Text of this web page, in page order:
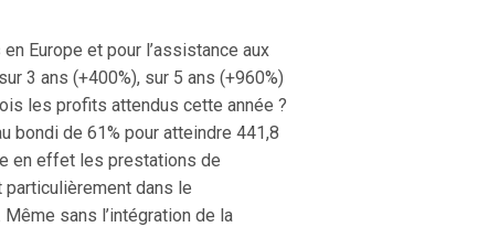
Europe et pour l’assistance aux
3 ans (+400%), sur 5 ans (+960%)
les profits attendus cette année ?
bondi de 61% pour atteindre 441,8
en effet les prestations de
dans le
sans l’intégration de la